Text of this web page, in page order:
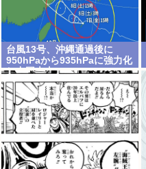
台風13号、沖縄通過後に
950hPaから935hPaに強力化
し中国本土へwww